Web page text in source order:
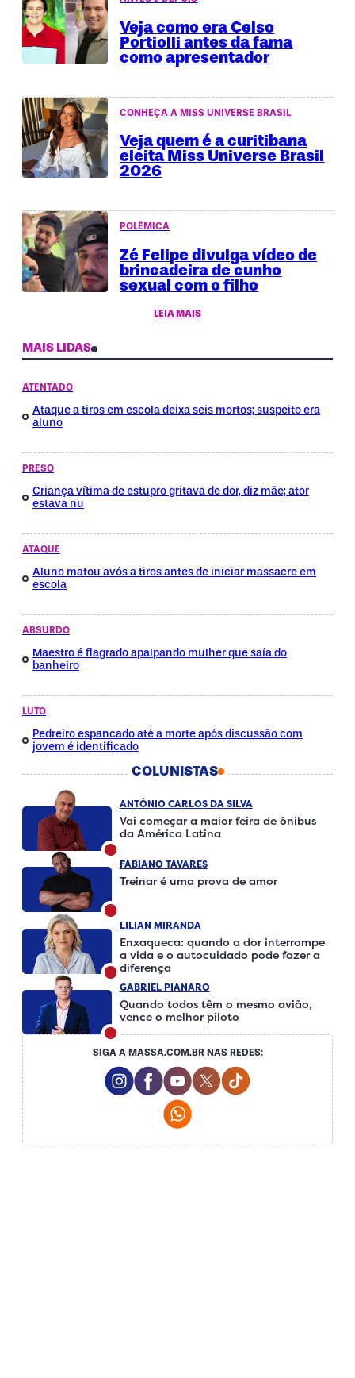
Veja como era Celso
Portiolli antes da fama
como apresentador
CONHEÇA A MISS UNIVERSE BRASIL
Veja quem é a curitibana
eleita Miss Universe Brasil
2026
POLÊMICA
Zé Felipe divulga vídeo de
brincadeira de cunho
sexual com o filho
LEIA MAIS
MAIS LIDAS
ATENTADO
Ataque a tiros em escola deixa seis mortos; suspeito era
aluno
PRESO
Criança vítima de estupro gritava de dor, diz mãe; ator
estava nu
ATAQUE
Aluno matou avós a tiros antes de iniciar massacre em
escola
ABSURDO
Maestro é flagrado apalpando mulher que saía do
banheiro
LUTO
Pedreiro espancado até a morte após discussão com
jovem é identificado
COLUNISTAS
ANTÔNIO CARLOS DA SILVA
Vai começar a maior feira de ônibus
da América Latina
FABIANO TAVARES
Treinar é uma prova de amor
LILIAN MIRANDA
Enxaqueca: quando a dor interrompe
a vida e o autocuidado pode fazer a
diferença
GABRIEL PIANARO
Quando todos têm o mesmo avião,
vence o melhor piloto
SIGA A MASSA.COM.BR NAS REDES:
Instagram Social Media
Facebook Social Media
Youtube Social Media
Twitter Social Media
Tiktok Social
Whatsapp Social Media